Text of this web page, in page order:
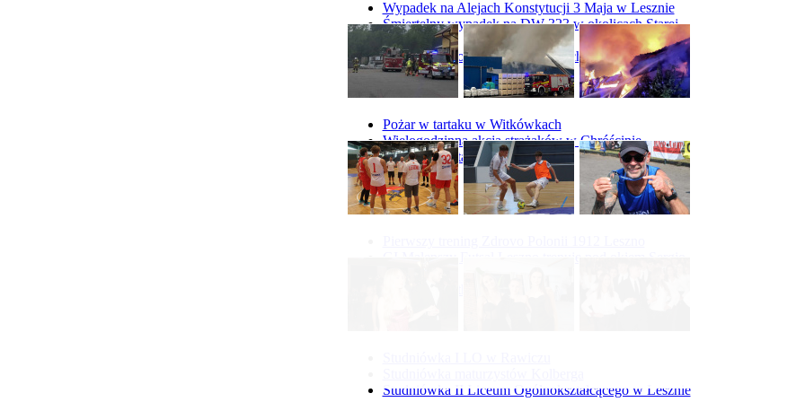
Wypadek na Alejach Konstytucji 3 Maja w Lesznie
Śmiertelny wypadek na DW 323 w okolicach Starej
Góry
Wypadek na obwodnicy Święciechowy
Pożar w tartaku w Witkówkach
Wielogodzinna akcja strażaków w Chróścinie
Pożar hali tartaku w Racocie
Studniówka II Liceum Ogólnokształcącego w Lesznie